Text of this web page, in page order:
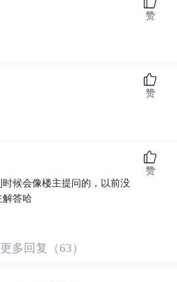
赞
赞
候会像楼主提问的，以前没
解答哈
赞
多回复（63）